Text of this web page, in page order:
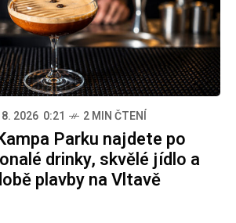
2026 0:21 2 MIN ČTENÍ
Parku najdete po
drinky, skvělé jídlo a
plavby na Vltavě